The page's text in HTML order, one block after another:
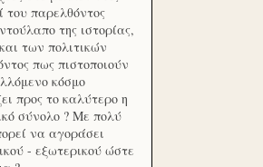
του παρελθόντος
της ιστορίας,
των πολιτικών
πως πιστοποιούν
κόσμο
προς το καλύτερο η
σύνολο ? Με πολύ
να αγοράσει
- εξωτερικού ώστε